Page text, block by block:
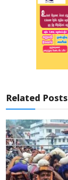
Related Posts